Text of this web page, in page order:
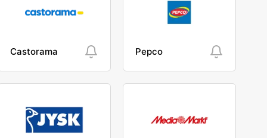
Castorama Pepco